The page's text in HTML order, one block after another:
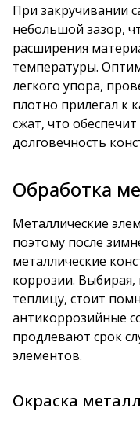
При закручивании
небольшой зазор,
расширения
температуры.
легкого упора,
плотно прилегал к
сжат, что
долговечность
Обработка
Металлические
поэтому после
металлические
коррозии. Выбирая,
теплицу, стоит
антикоррозийные
продлевают срок
элементов.
Окраска